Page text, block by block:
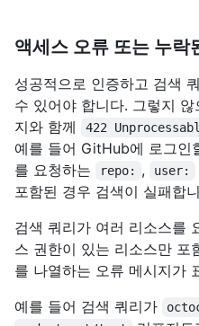
액세스 오류 또는 누락
성공적으로 인증하고 검색
수 있어야 합니다. 그렇지 않
지와 함께
422
예를 들어 GitHub에 로그인
를 요청하는
repo: , user:
포함된 경우 검색이 실패합
검색 쿼리가 여러 리소스를
스 권한이 있는 리소스만 포
를 나열하는 오류 메시지가
예를 들어 검색 쿼리가